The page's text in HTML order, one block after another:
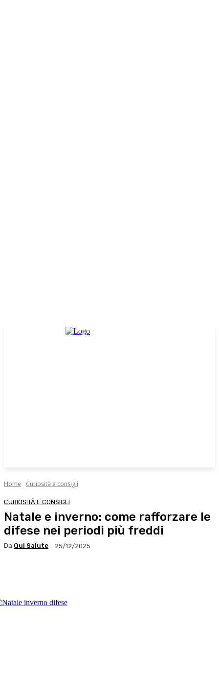
Home Curiosità e consigli
CURIOSITÀ E CONSIGLI
Natale e inverno: come rafforzare le
difese nei periodi più freddi
Da Qui Salute 25/12/2025